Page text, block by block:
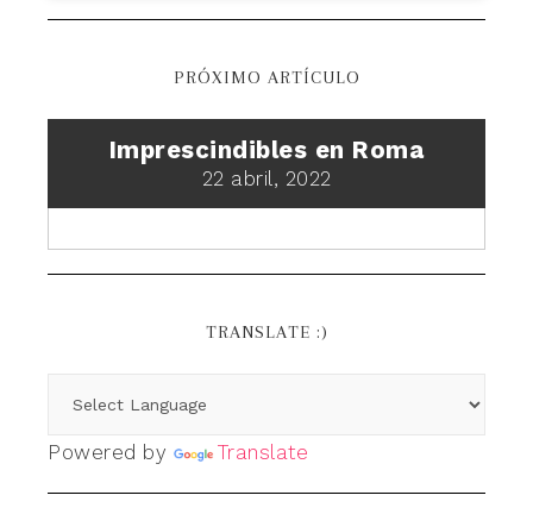
PRÓXIMO ARTÍCULO
Imprescindibles en Roma
22 abril, 2022
TRANSLATE :)
Powered by Translate